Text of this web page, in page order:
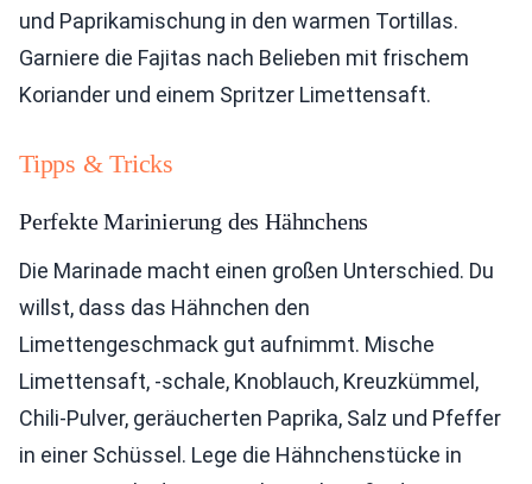
und Paprikamischung in den warmen Tortillas.
Garniere die Fajitas nach Belieben mit frischem
Koriander und einem Spritzer Limettensaft.
Tipps & Tricks
Perfekte Marinierung des Hähnchens
Die Marinade macht einen großen Unterschied. Du
willst, dass das Hähnchen den
Limettengeschmack gut aufnimmt. Mische
Limettensaft, -schale, Knoblauch, Kreuzkümmel,
Chili-Pulver, geräucherten Paprika, Salz und Pfeffer
in einer Schüssel. Lege die Hähnchenstücke in